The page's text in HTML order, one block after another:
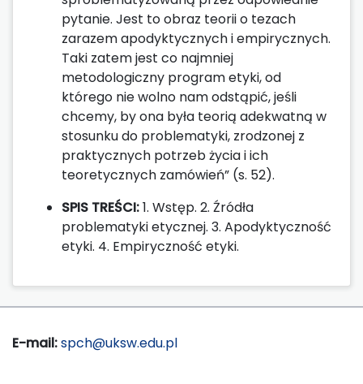
pytanie. Jest to obraz teorii o tezach
zarazem apodyktycznych i empirycznych.
Taki zatem jest co najmniej
metodologiczny program etyki, od
którego nie wolno nam odstąpić, jeśli
chcemy, by ona była teorią adekwatną w
stosunku do problematyki, zrodzonej z
praktycznych potrzeb życia i ich
teoretycznych zamówień” (s. 52).
SPIS TREŚCI:1. Wstęp. 2. Źródła
problematyki etycznej. 3. Apodyktyczność
etyki. 4. Empiryczność etyki.
E-mail:spch@uksw.edu.pl